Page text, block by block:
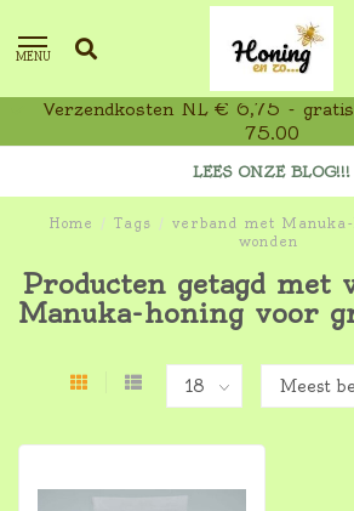
MENU
Verzendkosten NL € 6,75 -
75,00
LEES ONZE BLOG!!!
Home / Tags / verband met
wonden
Producten getagd met
Manuka-honing voor